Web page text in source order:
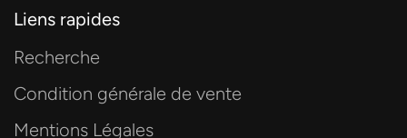
Liens rapides
Recherche
Condition générale de vente
Mentions Légales